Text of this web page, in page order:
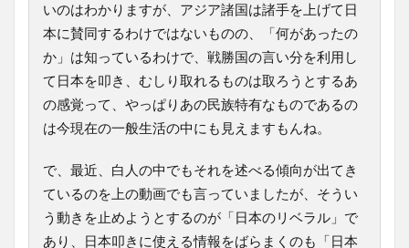
いのはわかりますが、アジア諸国は諸手を上げて日
本に賛同するわけではないものの、「何があったの
か」は知っているわけで、戦勝国の言い分を利用し
て日本を叩き、むしり取れるものは取ろうとするあ
の感覚って、やっぱりあの民族特有なものであるの
は今現在の一般生活の中にも見えますもんね。
で、最近、白人の中でもそれを述べる傾向が出てき
ているのを上の動画でも言っていましたが、そうい
う動きを止めようとするのが「日本のリベラル」で
あり、日本叩きに使える情報をばらまくのも「日本